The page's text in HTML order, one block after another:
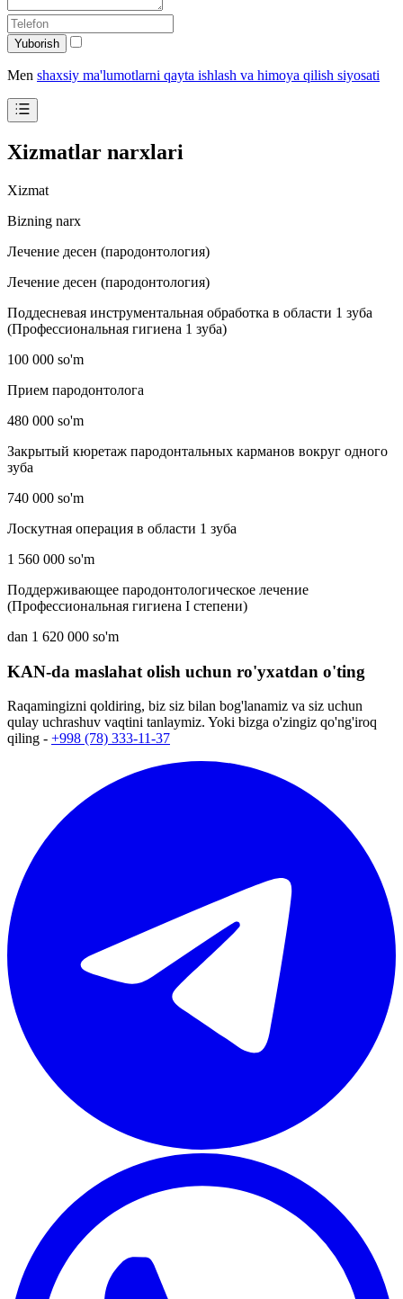
Yuborish
Men shaxsiy ma'lumotlarni qayta ishlash va himoya qilish siyosati
Xizmatlar narxlari
Xizmat
Bizning narx
Лечение десен (пародонтология)
Лечение десен (пародонтология)
Поддесневая инструментальная обработка в области 1 зуба
(Профессиональная гигиена 1 зуба)
100 000 so'm
Прием пародонтолога
480 000 so'm
Закрытый кюретаж пародонтальных карманов вокруг одного
зуба
740 000 so'm
Лоскутная операция в области 1 зуба
1 560 000 so'm
Поддерживающее пародонтологическое лечение
(Профессиональная гигиена I степени)
dan 1 620 000 so'm
KAN-da maslahat olish uchun ro'yxatdan o'ting
Raqamingizni qoldiring, biz siz bilan bog'lanamiz va siz uchun
qulay uchrashuv vaqtini tanlaymiz. Yoki bizga o'zingiz qo'ng'iroq
qiling - +998 (78) 333-11-37